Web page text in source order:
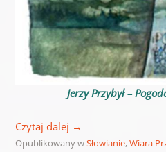
Jerzy Przybył –
Czytaj dalej →
Opublikowany wSłowianie,Wiara